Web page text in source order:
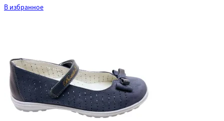
В избранное